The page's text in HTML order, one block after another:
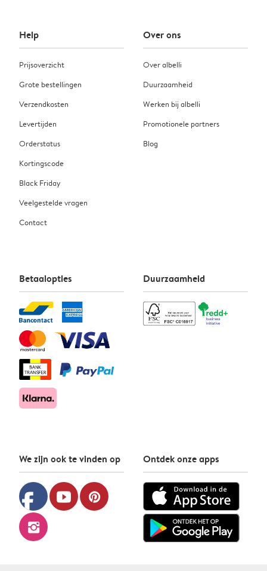
Help
Prijsoverzicht
Grote bestellingen
Verzendkosten
Levertijden
Orderstatus
Kortingscode
Black Friday
Veelgestelde vragen
Contact
Over ons
Over albelli
Duurzaamheid
Werken bij albelli
Promotionele partners
Blog
Betaalopties Duurzaamheid
We zijn ook te vinden op
facebook youtube pinterest
instagram
Ontdek onze apps